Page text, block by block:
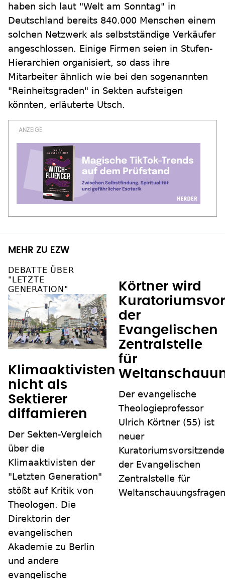
haben sich laut "Welt am Sonntag" in
Deutschland bereits 840.000 Menschen einem
solchen Netzwerk als selbstständige Verkäufer
angeschlossen. Einige Firmen seien in Stufen-
Hierarchien organisiert, so dass ihre
Mitarbeiter ähnlich wie bei den sogenannten
"Reinheitsgraden" in Sekten aufsteigen
könnten, erläuterte Utsch.
MEHR ZU EZW
DEBATTE ÜBER
"LETZTE
GENERATION"
Klimaaktivisten
nicht als
Sektierer
diffamieren
Der Sekten-Vergleich
über die
Klimaaktivisten der
"Letzten Generation"
stößt auf Kritik von
Theologen. Die
Direktorin der
evangelischen
Akademie zu Berlin
und andere
evangelische
Körtner wird
der
Evangelischen
Zentralstelle
für
Der evangelische
Theologieprofessor
Ulrich Körtner (55) ist
neuer
der Evangelischen
Zentralstelle für